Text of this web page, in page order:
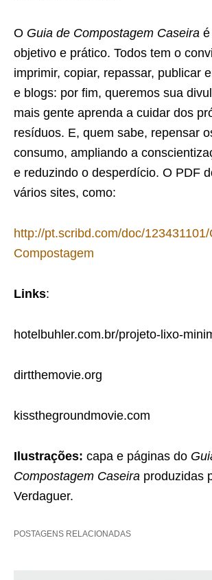
O Guia de Compostagem Caseira
objetivo e prático. Todos tem o
imprimir, copiar, repassar, publicar
e blogs: por fim, queremos sua
mais gente aprenda a cuidar dos
resíduos. E, quem sabe, repensar
consumo, ampliando a
e reduzindo o desperdício. O PDF
vários sites, como:
http://pt.scribd.com/doc/
Compostagem
Links:
hotelbuhler.com.br/projeto-lixo-
dirtthemovie.org
kissthegroundmovie.com
Ilustrações: capa e páginas do
Compostagem Caseira produzidas
Verdaguer.
POSTAGENS RELACIONADAS